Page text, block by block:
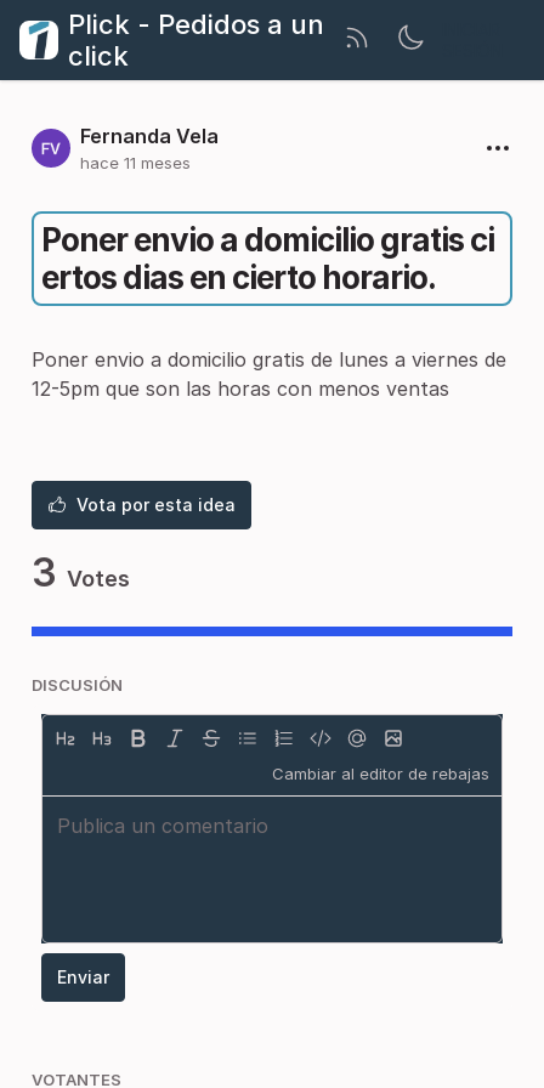
Plick - Pedidos a un
click
Fernanda Vela
hace 11 meses
Poner envio a domicilio gratis ci
ertos dias en cierto horario.
Poner envio a domicilio gratis de lunes a viernes de
12-5pm que son las horas con menos ventas
Vota por esta idea
3 Votes
DISCUSIÓN
Cambiar al editor de rebajas
Enviar
VOTANTES